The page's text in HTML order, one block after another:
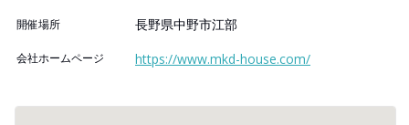
開催場所 長野県中野市江部
会社ホームページ https://www.mkd-house.com/